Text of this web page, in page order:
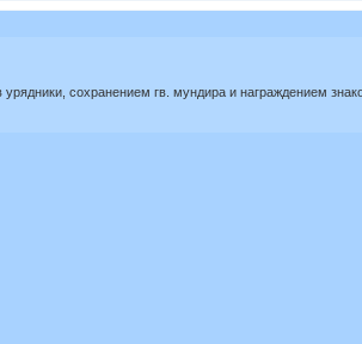
сохранением гв. мундира и награждением